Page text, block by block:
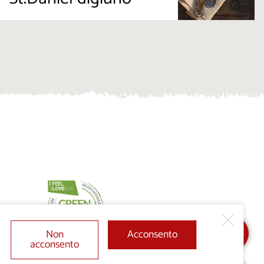
Non
acconsento
Acconsento